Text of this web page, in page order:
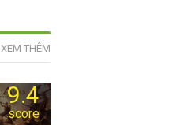
XEM THÊM
9.4
score